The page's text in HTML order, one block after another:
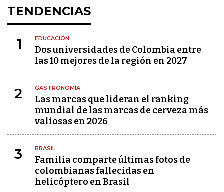
TENDENCIAS
1 EDUCACIÓN
Dos universidades de Colombia entre
las 10 mejores de la región en 2027
2 GASTRONOMÍA
Las marcas que lideran el ranking
mundial de las marcas de cerveza más
valiosas en 2026
3 BRASIL
Familia comparte últimas fotos de
colombianas fallecidas en
helicóptero en Brasil